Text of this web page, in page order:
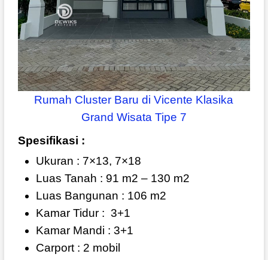
Rumah Cluster Baru di Vicente Klasika
Grand Wisata Tipe 7
Spesifikasi :
Ukuran : 7×13, 7×18
Luas Tanah : 91 m2 – 130 m2
Luas Bangunan : 106 m2
Kamar Tidur : 3+1
Kamar Mandi : 3+1
Carport : 2 mobil